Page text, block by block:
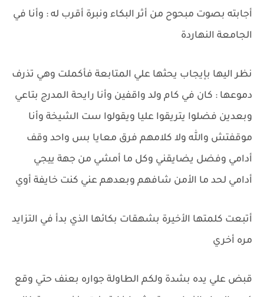
أجابته بصوت مبحوح من أثر البكاء ونبرة أقرب له : وأنا في
الجامعة النهاردة
نظر اليها بإيجاب يحثها علي المتابعة فأكملت وهي تذرف
دموعها : كان في كام ولد واقفين وأنا رايحة المدرج بتاعي
وبعدين فضلوا يتريقوا عليا ويقولوا ست الشيخة وأنا
موقفتش والله ولا كلامهم فرق معايا بس واحد وقف
أدامي وفضل يضايقني وكل ما أمشي من جهة ييجي
أدامي لحد ما الأمن شافهم وبعدهم عني كنت خايفة أوي
أتبعت كلمتها الأخيرة بشهقات بكائها الذي بدأ في التزايد
مره أخري
قبض علي يده بشدة ولكم الطاولة جواره بعنف حتي وقع